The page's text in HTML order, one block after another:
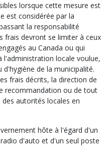
lorsque cette mesure est
est considérée par la
la responsabilité
frais devront se limiter à ceux
au Canada ou qui
locale voulue,
de la municipalité.
frais décrits, la direction de
recommandation ou de tout
autorités locales en
hôte à l'égard d'un
d'auto et d'un seul poste